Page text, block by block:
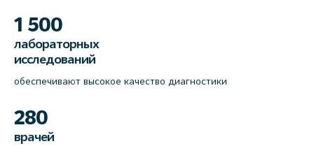
1 500
лабораторных
исследований
обеспечивают высокое качество диагностики
280
врачей